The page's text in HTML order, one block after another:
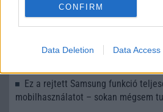
CONFIRM
Data Deletion Data Access
iPhone 18 bemutató dátum - ekkor
Apple az új csúcsmobilokról
Az Android rejtett
Ez a rejtett Samsung funkció
mobilhasználatot – sokan mégsem